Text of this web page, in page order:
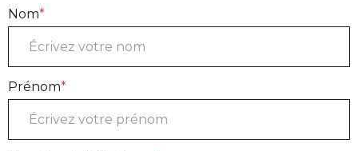
Nom*
Prénom*